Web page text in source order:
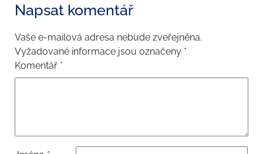
Napsat komentář
Vaše e-mailová adresa nebude zveřejněna.
Vyžadované informace jsou označeny *
Komentář *